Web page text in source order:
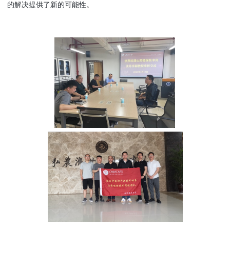
的解决提供了新的可能性。